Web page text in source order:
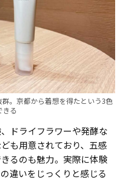
。京都から着想を得たという3色
きる
ドライフラワーや発酵な
も用意されており、五感
るのも魅力。実際に体験
違いをじっくりと感じる